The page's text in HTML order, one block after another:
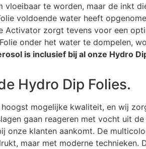
vloeibaar te worden, maar de inkt
voldoende water heeft
Activator zorgt tevens voor een
onder het water te dompelen,
is inclusief bij al onze Hydro
Hydro Dip Folies.
mogelijke kwaliteit, en wij
gaan reageren met vocht uit
onze klanten aankomt. De
maar met moderne